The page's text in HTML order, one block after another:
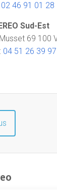
02 46 91 01 28
Sud-Est
69 100
04 51 26 39 97